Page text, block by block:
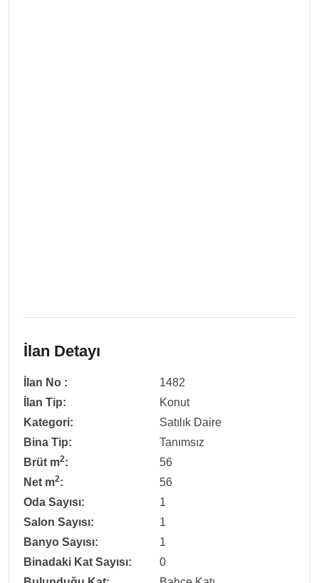
İlan Detayı
İlan No :
1482
İlan Tip:
Konut
Kategori:
Satılık Daire
Bina Tip:
Tanımsız
Brüt m2:
56
Net m2:
56
Oda Sayısı:
1
Salon Sayısı:
1
Banyo Sayısı:
1
Binadaki Kat Sayısı:
0